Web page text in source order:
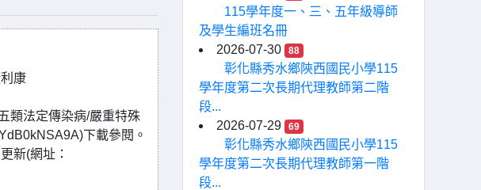
康
類法定傳染病/嚴重特殊
下載參閱。
新(網址：
115學年度一、三、五年級導師
及學生編班名冊
2026-07-30
88
彰化縣秀水鄉陝西國民小學115
學年度第二次長期代理教師第二階
段...
2026-07-29
69
彰化縣秀水鄉陝西國民小學115
學年度第二次長期代理教師第一階
段...